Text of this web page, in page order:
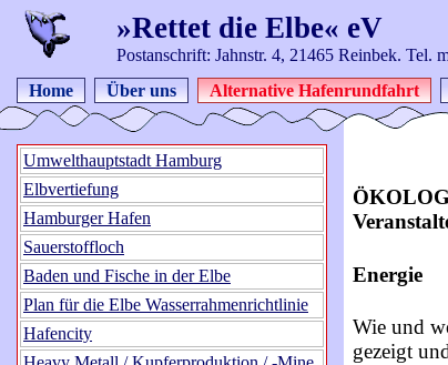
Umwelthauptstadt Hamburg
Elbvertiefung
Hamburger Hafen
Sauerstoffloch
Baden und Fische in der Elbe
Plan für die Elbe Wasserrahmenrichtlinie
Hafencity
Energie
Wie und
gezeigt
»Rettet die Elbe« eV
Postanschrift: Jahnstr. 4, 21465 Reinbek. Tel.
Home
Über uns Alternative Hafenrundfahrt